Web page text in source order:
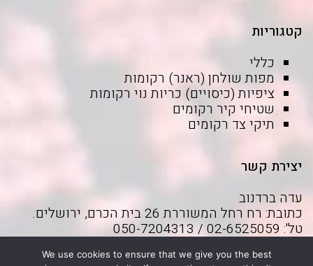
קטגוריות
כללי
מפות שולחן (ראנר) רקומות
ציפיות (כיסויים) כריות נוי רקומות
שטיחי קיר רקומים
תיקי צד רקומים
יצירת קשר
עדה ברדנוב
כתובת: רח רחל המשוררת 26 בית הכרם, ירושלים.
טל': 02-6525059 / 050-7204313
בקרו בפייסבוק שלי
We use cookies to ensure that we give you the best